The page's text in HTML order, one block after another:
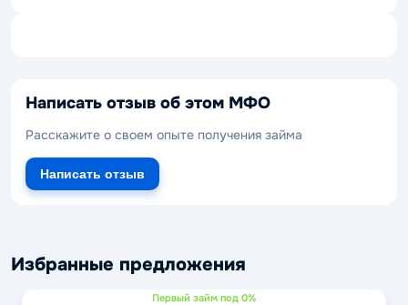
Написать отзыв об этом МФО
Расскажите о своем опыте получения займа
Написать отзыв
Избранные предложения
Первый займ под 0%